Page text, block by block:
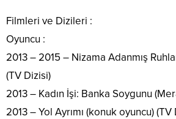
Filmleri ve Dizileri :
Oyuncu :
2013 – 2015 – Nizama Adanmış
(TV Dizisi)
2013 – Kadın İşi: Banka Soygunu
2013 – Yol Ayrımı (konuk oyuncu) (TV